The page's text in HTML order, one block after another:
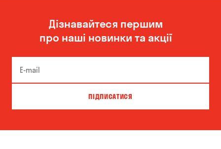
Дізнавайтеся першим
про наші новинки та акції
ПІДПИСАТИСЯ